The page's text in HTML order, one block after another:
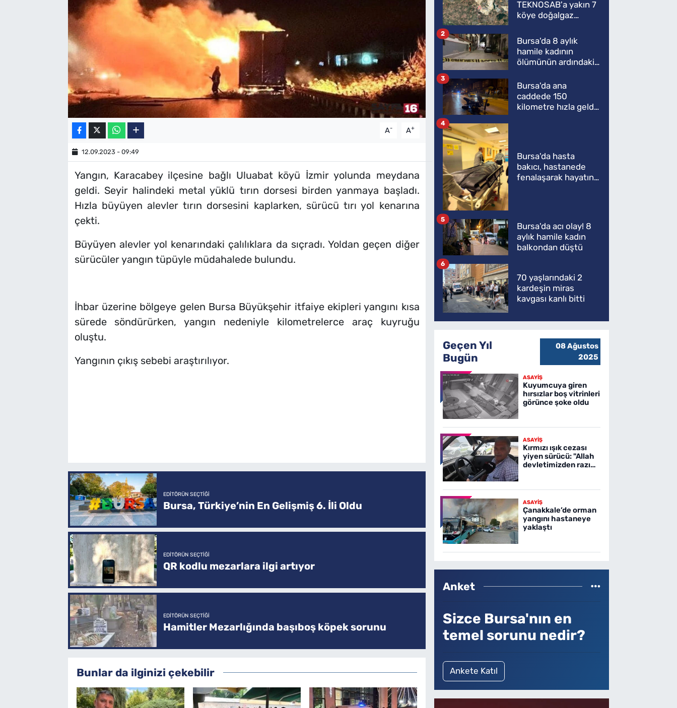
A- A+
12.09.2023 - 09:49
Yangın, Karacabey ilçesine bağlı Uluabat köyü İzmir yolunda meydana
geldi. Seyir halindeki metal yüklü tırın dorsesi birden yanmaya başladı.
Hızla büyüyen alevler tırın dorsesini kaplarken, sürücü tırı yol kenarına
çekti.
Büyüyen alevler yol kenarındaki çalılıklara da sıçradı. Yoldan geçen diğer
sürücüler yangın tüpüyle müdahalede bulundu.
İhbar üzerine bölgeye gelen Bursa Büyükşehir itfaiye ekipleri yangını kısa
sürede söndürürken, yangın nedeniyle kilometrelerce araç kuyruğu
oluştu.
Yangının çıkış sebebi araştırılıyor.
EDITÖRÜN SEÇTIĞI
Bursa, Türkiye’nin En Gelişmiş 6. İli Oldu
EDITÖRÜN SEÇTIĞI
QR kodlu mezarlara ilgi artıyor
EDITÖRÜN SEÇTIĞI
Hamitler Mezarlığında başıboş köpek sorunu
Bunlar da ilginizi çekebilir
TEKNOSAB'a yakın 7
köye doğalgaz
Bursa'da 8 aylık
hamile kadının
ölümünün ardındaki
2
Bursa'da ana
caddede 150
kilometre hızla geldi,
3
Bursa'da hasta
bakıcı, hastanede
fenalaşarak hayatını
4
Bursa'da acı olay! 8
aylık hamile kadın
balkondan düştü
5
70 yaşlarındaki 2
kardeşin miras
kavgası kanlı bitti
6
Geçen Yıl
Bugün
08 Ağustos
2025
ASAYİŞ
Kuyumcuya giren
hırsızlar boş vitrinleri
görünce şoke oldu
ASAYİŞ
Kırmızı ışık cezası
yiyen sürücü: "Allah
devletimizden razı
ASAYİŞ
Çanakkale’de orman
yangını hastaneye
yaklaştı
Anket
Sizce Bursa'nın en
temel sorunu nedir?
Ankete Katıl
TV REHBERİ